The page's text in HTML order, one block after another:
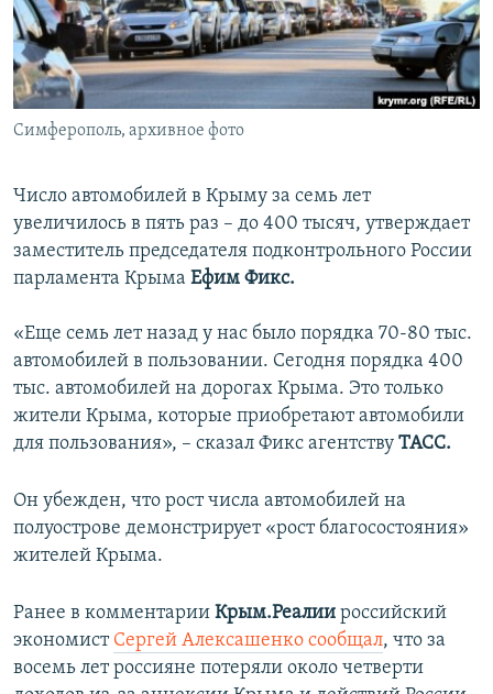
ПОБЕДИТЕЛЕЙ НЕ СУДЯТ?
КРЫМ.НЕПОКОРЕННЫЙ
ELIFBE
УКРАИНСКАЯ ПРОБЛЕМА КРЫМА
ПРИСОЕДИНЯЙТЕСЬ!
Симферополь, архивное фото
Число автомобилей в Крыму за семь лет
увеличилось в пять раз – до 400 тысяч, утверждает
заместитель председателя подконтрольного России
парламента Крыма Ефим Фикс.
«Еще семь лет назад у нас было порядка 70-80 тыс.
автомобилей в пользовании. Сегодня порядка 400
тыс. автомобилей на дорогах Крыма. Это только
жители Крыма, которые приобретают автомобили
для пользования», – сказал Фикс агентству ТАСС.
Он убежден, что рост числа автомобилей на
полуострове демонстрирует «рост благосостояния»
жителей Крыма.
Ранее в комментарии Крым.Реалии российский
экономист Сергей Алексашенко сообщал, что за
восемь лет россияне потеряли около четверти